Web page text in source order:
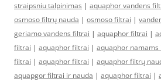
straipsniu talpinimas | aquaphor vandens
osmoso filtrų nauda | osmoso filtrai |
geriamo vandens filtrai | aquaphor filtrai |
filtrai | aquaphor filtrai | aquaphor
filtrai | aquaphor filtrai | aquaphor filtrų
aquapgor filtrai ir nauda | aquaphor filtrai |